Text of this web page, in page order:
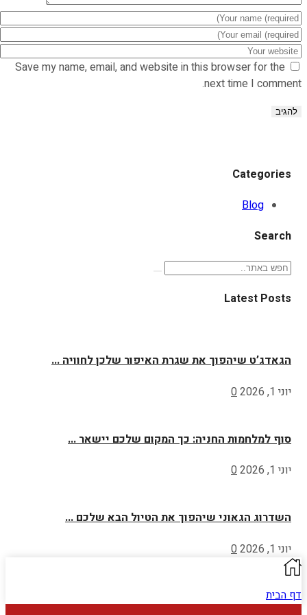
Save my name, email, and website in this browser for the
next time I comment.
Categories
Blog
Search
Latest Posts
הגאדג’ט שיהפוך את שגרת האיפור שלכן לחוויה ...
יוני 1, 2026
0
סוף למלחמות החניה: כך המקום שלכם יישאר ...
יוני 1, 2026
0
השדרוג הגאוני שיהפוך את הטיול הבא שלכם ...
יוני 1, 2026
0
דף הבית